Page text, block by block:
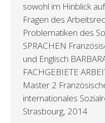
sowohl im Hinblick
Fragen des
Problematiken des
SPRACHEN
und Englisch
FACHGEBIETE
Master 2
internationales
Strasbourg, 2014